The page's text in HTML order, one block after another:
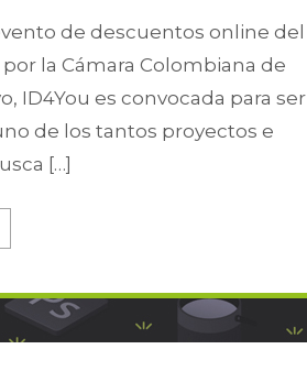
de descuentos online del
la Cámara Colombiana de
ID4You es convocada para ser
de los tantos proyectos e
[…]